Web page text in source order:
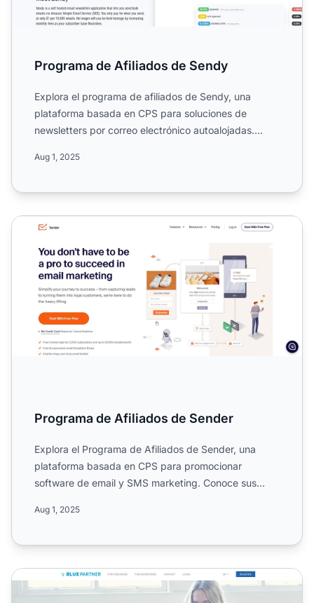
Programa de Afiliados de Sendy
Explora el programa de afiliados de Sendy, una
plataforma basada en CPS para soluciones de
newsletters por correo electrónico autoalojadas.
Aug 1, 2025
Programa de Afiliados de Sender
Programa de Afiliados de Sender
Explora el Programa de Afiliados de Sender, una
plataforma basada en CPS para promocionar
software de email y SMS marketing. Conoce sus
Aug 1, 2025
Programa de Afiliados de Bluepartner